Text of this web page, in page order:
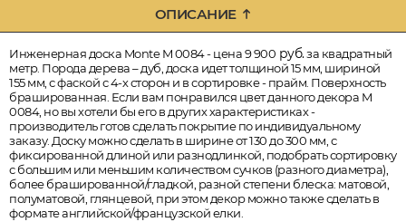
ОПИСАНИЕ
Инженерная доска Monte M 0084 - цена 9 900 руб.за квадратный
метр. Порода дерева – дуб, доска идет толщиной 15 мм, шириной
155 мм, с фаской с 4-х сторон и в сортировке - прайм. Поверхность
брашированная. Если вам понравился цвет данного декора M
0084, но вы хотели бы его в других характеристиках -
производитель готов сделать покрытие по индивидуальному
заказу. Доску можно сделать в ширине от 130 до 300 мм, с
фиксированной длиной или разнодлинкой, подобрать сортировку
с большим или меньшим количеством сучков (разного диаметра),
более брашированной/гладкой, разной степени блеска: матовой,
полуматовой, глянцевой, при этом декор можно также сделать в
формате английской/французской елки.